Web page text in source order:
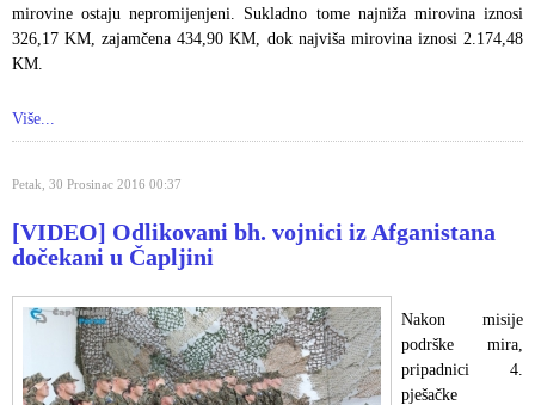
mirovine ostaju nepromijenjeni. Sukladno tome najniža mirovina iznosi
326,17 KM, zajamčena 434,90 KM, dok najviša mirovina iznosi 2.174,48
KM.
Više...
Petak, 30 Prosinac 2016 00:37
[VIDEO] Odlikovani bh. vojnici iz Afganistana
dočekani u Čapljini
Nakon misije
podrške mira,
pripadnici 4.
pješačke